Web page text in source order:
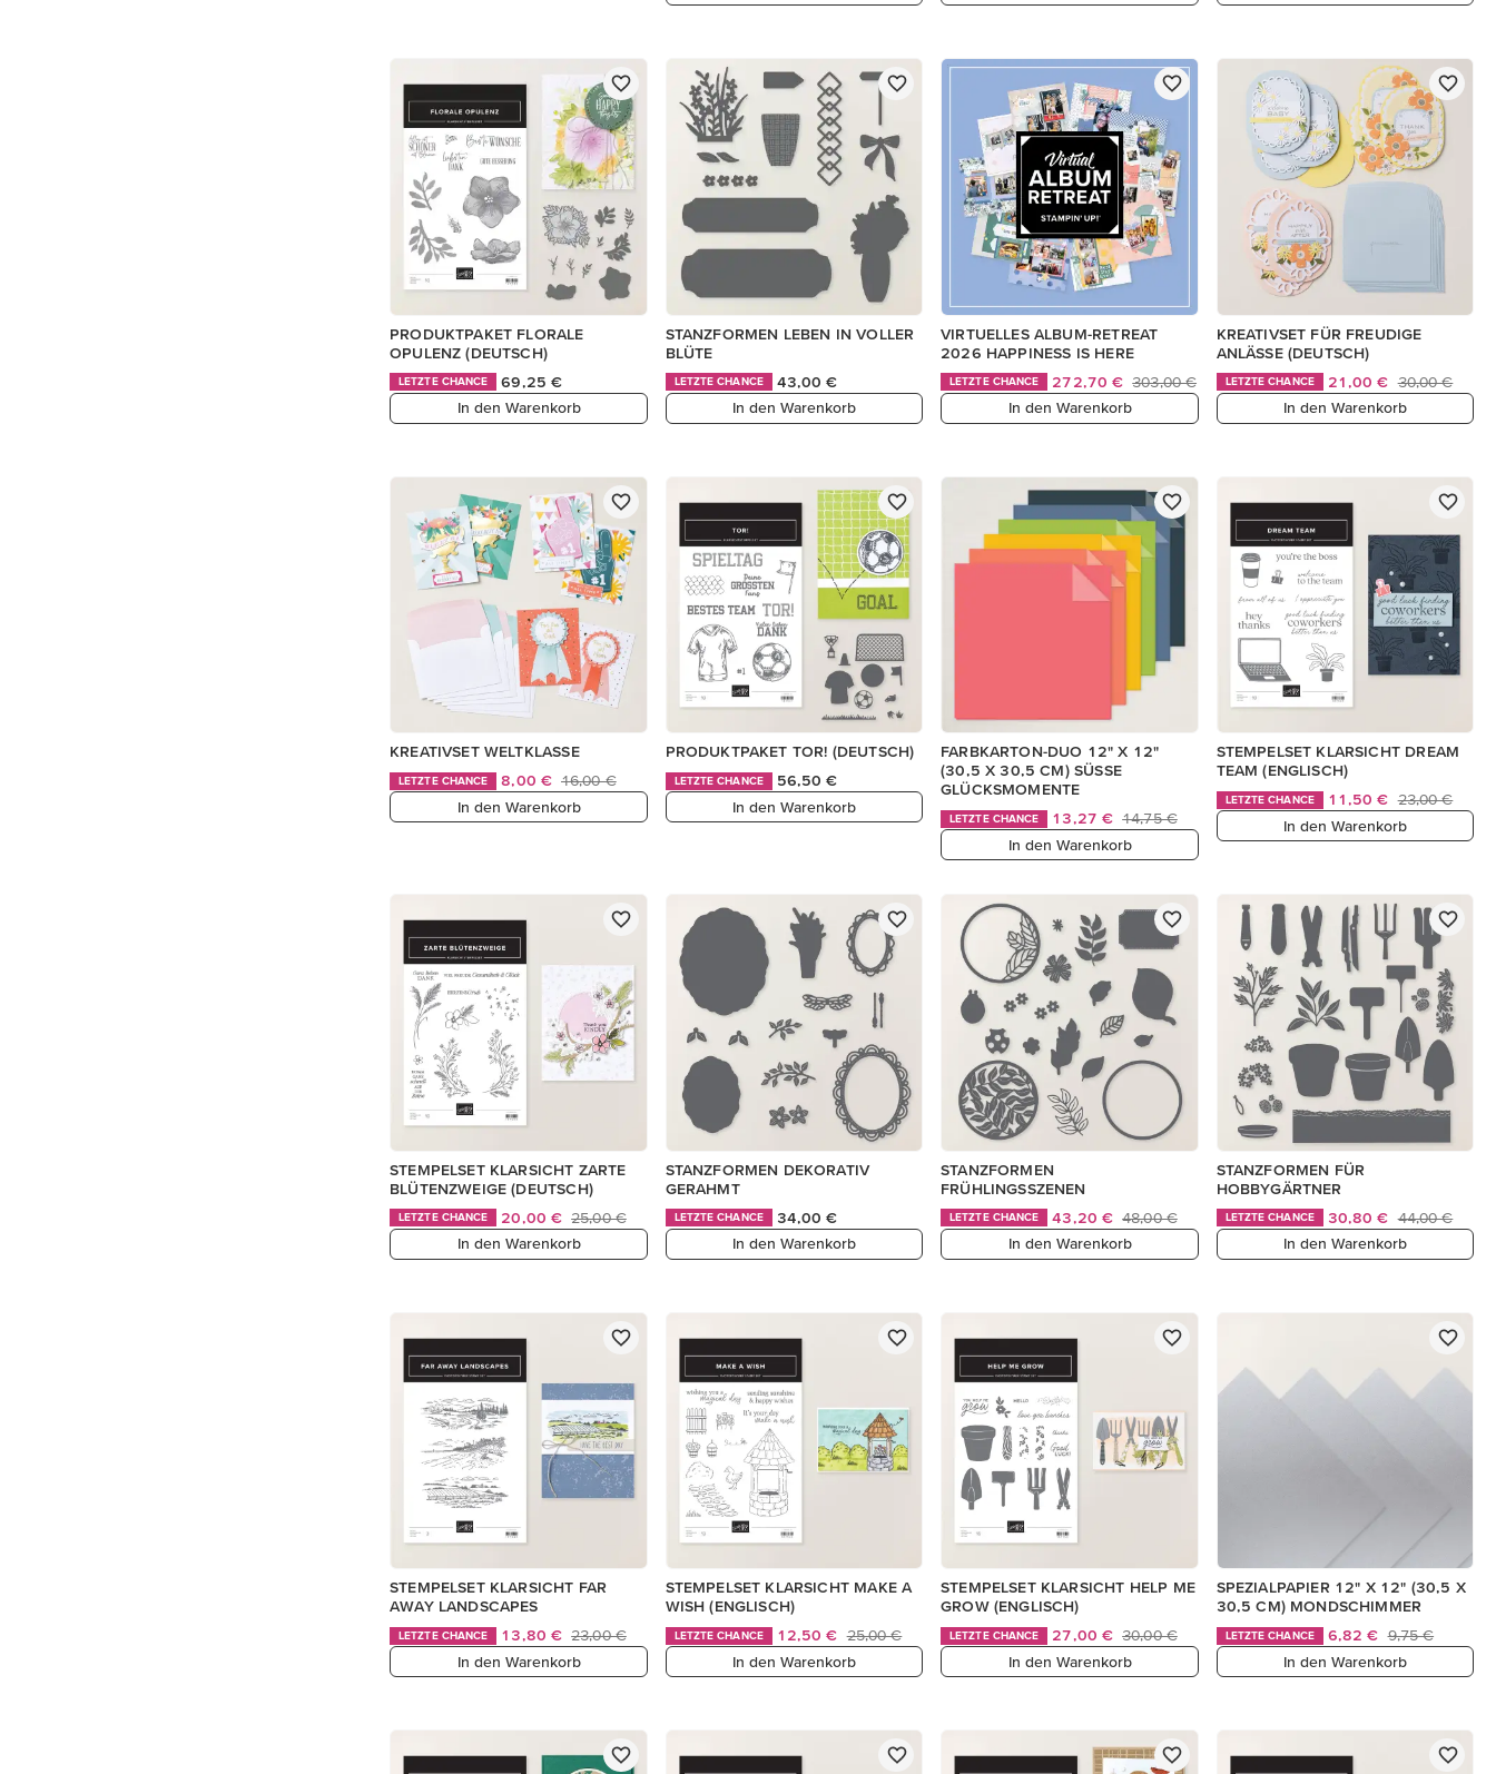
PRODUKTPAKET FLORALE
OPULENZ (DEUTSCH)
LETZTE CHANCE
69,25 €
In den Warenkorb
STANZFORMEN LEBEN IN VOLLER
BLÜTE
LETZTE CHANCE
43,00 €
In den Warenkorb
VIRTUELLES ALBUM-RETREAT
2026 HAPPINESS IS HERE
LETZTE CHANCE 272,70 € 303,00 €
In den Warenkorb
KREATIVSET FÜR FREUDIGE
ANLÄSSE (DEUTSCH)
LETZTE CHANCE 21,00 € 30,00 €
In den Warenkorb
KREATIVSET WELTKLASSE
LETZTE CHANCE 8,00 € 16,00 €
In den Warenkorb
PRODUKTPAKET TOR! (DEUTSCH)
LETZTE CHANCE
56,50 €
In den Warenkorb
FARBKARTON-DUO 12" X 12"
(30,5 X 30,5 CM) SÜSSE
GLÜCKSMOMENTE
LETZTE CHANCE 13,27 € 14,75 €
In den Warenkorb
STEMPELSET KLARSICHT DREAM
TEAM (ENGLISCH)
LETZTE CHANCE 11,50 € 23,00 €
In den Warenkorb
STEMPELSET KLARSICHT ZARTE
BLÜTENZWEIGE (DEUTSCH)
LETZTE CHANCE 20,00 € 25,00 €
In den Warenkorb
STANZFORMEN DEKORATIV
GERAHMT
LETZTE CHANCE
34,00 €
In den Warenkorb
STANZFORMEN
FRÜHLINGSSZENEN
LETZTE CHANCE 43,20 € 48,00 €
In den Warenkorb
STANZFORMEN FÜR
HOBBYGÄRTNER
LETZTE CHANCE 30,80 € 44,00 €
In den Warenkorb
STEMPELSET KLARSICHT FAR
AWAY LANDSCAPES
LETZTE CHANCE 13,80 € 23,00 €
In den Warenkorb
STEMPELSET KLARSICHT MAKE A
WISH (ENGLISCH)
LETZTE CHANCE 12,50 € 25,00 €
In den Warenkorb
STEMPELSET KLARSICHT HELP ME
GROW (ENGLISCH)
LETZTE CHANCE 27,00 € 30,00 €
In den Warenkorb
SPEZIALPAPIER 12" X 12" (30,5 X
30,5 CM) MONDSCHIMMER
LETZTE CHANCE 6,82 € 9,75 €
In den Warenkorb